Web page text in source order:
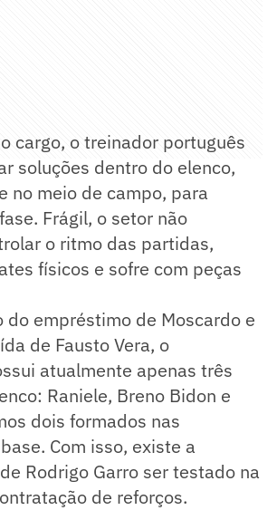
cargo, o treinador português
soluções dentro do elenco,
no meio de campo, para
Frágil, o setor não
o ritmo das partidas,
físicos e sofre com peças
do empréstimo de Moscardo e
de Fausto Vera, o
atualmente apenas três
Raniele, Breno Bidon e
dois formados nas
Com isso, existe a
Rodrigo Garro ser testado na
de reforços.